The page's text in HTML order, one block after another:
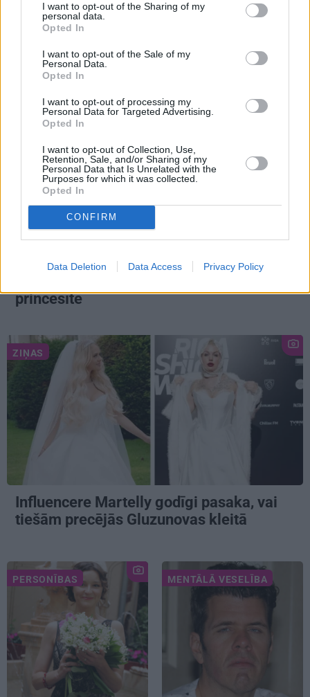
I want to opt-out of the Sharing of my
personal data.
Opted In
I want to opt-out of the Sale of my
Personal Data.
Opted In
I want to opt-out of processing my
Personal Data for Targeted Advertising.
Opted In
I want to opt-out of Collection, Use,
Retention, Sale, and/or Sharing of my
Personal Data that Is Unrelated with the
Purposes for which it was collected.
Opted In
CONFIRM
Data Deletion Data Access Privacy Policy
atgriešanos teātrī
PRIVĀTĀ DZĪVE
KARALISKĀ ĢIMENE
«Karalis bija sajūsmā, saņemot šo ziņu!»
princesīte
ZIŅAS
Influencere Martelly godīgi pasaka, vai
tiešām precējās Gluzunovas kleitā
PERSONĪBAS MENTĀLĀ VESELĪBA